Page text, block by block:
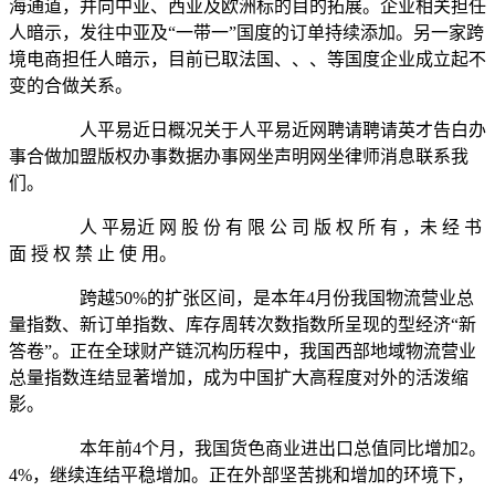
海通道，并向中亚、西亚及欧洲标的目的拓展。企业相关担任
人暗示，发往中亚及“一带一”国度的订单持续添加。另一家跨
境电商担任人暗示，目前已取法国、、、等国度企业成立起不
变的合做关系。
人平易近日概况关于人平易近网聘请聘请英才告白办
事合做加盟版权办事数据办事网坐声明网坐律师消息联系我
们。
人 平易近 网 股 份 有 限 公 司 版 权 所 有 ，未 经 书
面 授 权 禁 止 使 用。
跨越50%的扩张区间，是本年4月份我国物流营业总
量指数、新订单指数、库存周转次数指数所呈现的型经济“新
答卷”。正在全球财产链沉构历程中，我国西部地域物流营业
总量指数连结显著增加，成为中国扩大高程度对外的活泼缩
影。
本年前4个月，我国货色商业进出口总值同比增加2。
4%，继续连结平稳增加。正在外部坚苦挑和增加的环境下，